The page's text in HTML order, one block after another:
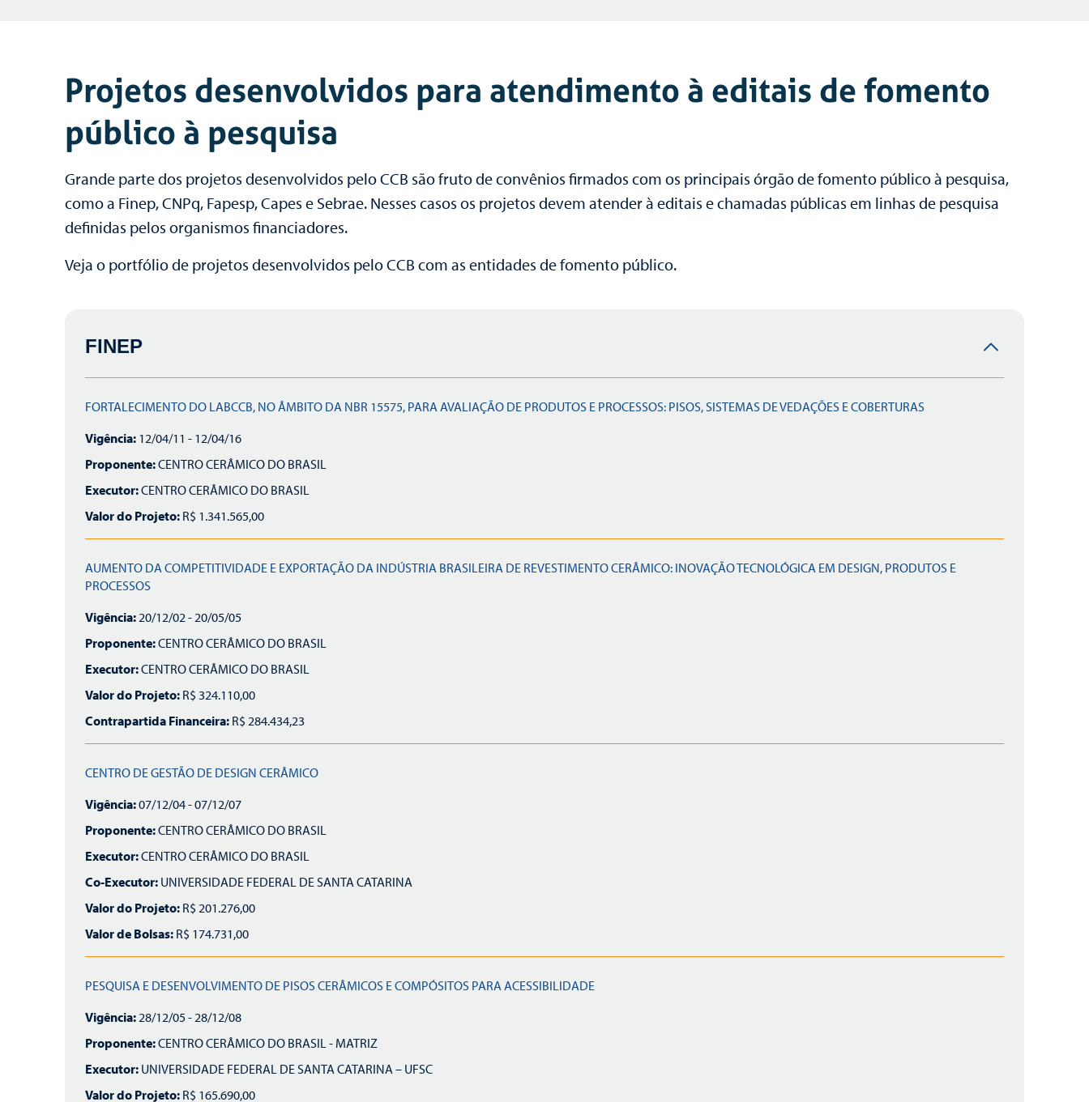
Projetos desenvolvidos para atendimento à editais de fomento
público à pesquisa
Grande parte dos projetos desenvolvidos pelo CCB são fruto de convênios firmados com os principais órgão de fomento público à pesquisa,
como a Finep, CNPq, Fapesp, Capes e Sebrae. Nesses casos os projetos devem atender à editais e chamadas públicas em linhas de pesquisa
definidas pelos organismos financiadores.
Veja o portfólio de projetos desenvolvidos pelo CCB com as entidades de fomento público.
FINEP
FORTALECIMENTO DO LABCCB, NO ÂMBITO DA NBR 15575, PARA AVALIAÇÃO DE PRODUTOS E PROCESSOS: PISOS, SISTEMAS DE VEDAÇÕES E COBERTURAS
Vigência: 12/04/11 - 12/04/16
Proponente:CENTRO CERÂMICO DO BRASIL
Executor:CENTRO CERÂMICO DO BRASIL
Valor do Projeto: R$ 1.341.565,00
AUMENTO DA COMPETITIVIDADE E EXPORTAÇÃO DA INDÚSTRIA BRASILEIRA DE REVESTIMENTO CERÂMICO: INOVAÇÃO TECNOLÓGICA EM DESIGN, PRODUTOS E
PROCESSOS
Vigência: 20/12/02 - 20/05/05
Proponente:CENTRO CERÂMICO DO BRASIL
Executor:CENTRO CERÂMICO DO BRASIL
Valor do Projeto: R$ 324.110,00
Contrapartida Financeira: R$ 284.434,23
CENTRO DE GESTÃO DE DESIGN CERÂMICO
Vigência:07/12/04 - 07/12/07
Proponente:CENTRO CERÂMICO DO BRASIL
Executor:CENTRO CERÂMICO DO BRASIL
Co-Executor: UNIVERSIDADE FEDERAL DE SANTA CATARINA
Valor do Projeto: R$ 201.276,00
Valor de Bolsas: R$ 174.731,00
PESQUISA E DESENVOLVIMENTO DE PISOS CERÂMICOS E COMPÓSITOS PARA ACESSIBILIDADE
Vigência: 28/12/05 - 28/12/08
Proponente:CENTRO CERÂMICO DO BRASIL - MATRIZ
Executor: UNIVERSIDADE FEDERAL DE SANTA CATARINA – UFSC
Valor do Projeto: R$ 165.690,00